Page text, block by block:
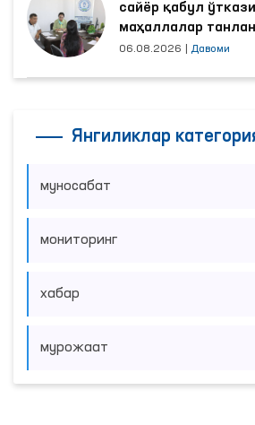
сайёр қабул
маҳаллалар
06.08.2026 Давоми
Янгиликлар
муносабат
мониторинг
хабар
мурожаат